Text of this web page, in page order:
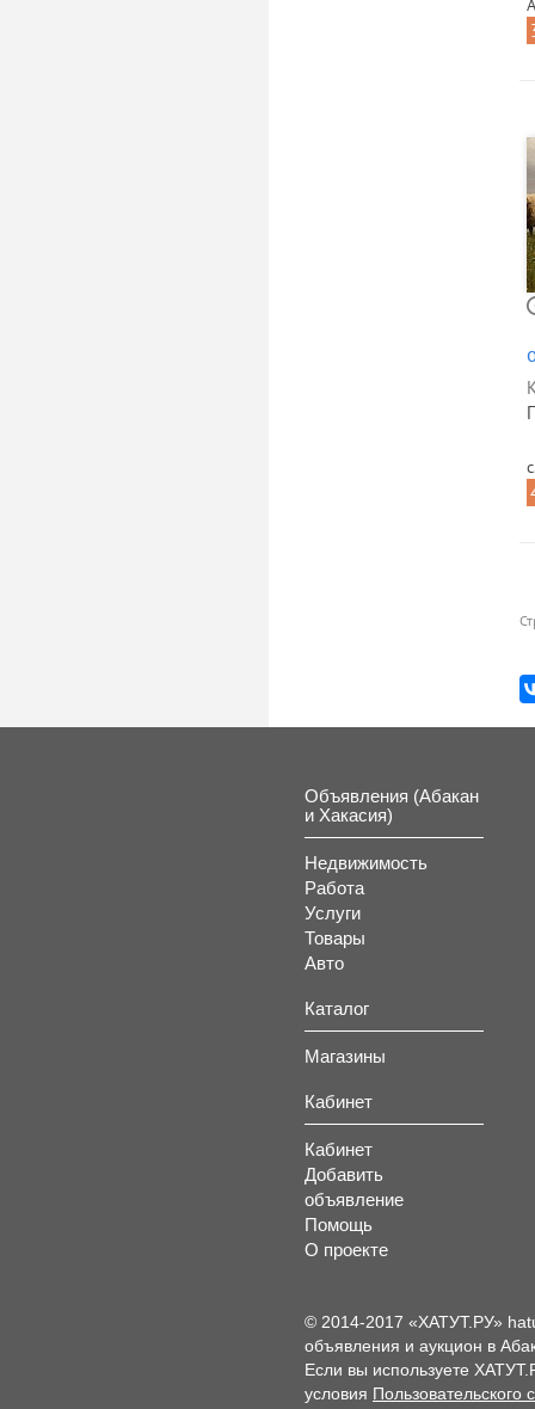
Объявления (Абакан
и Хакасия)
Недвижимость
Работа
Услуги
Товары
Авто
Каталог
Магазины
Кабинет
Кабинет
Добавить
объявление
Помощь
О проекте
© 2014-2017 «ХАТУТ.РУ»
объявления и аукцион в
Если вы используете
условия Пользовательского